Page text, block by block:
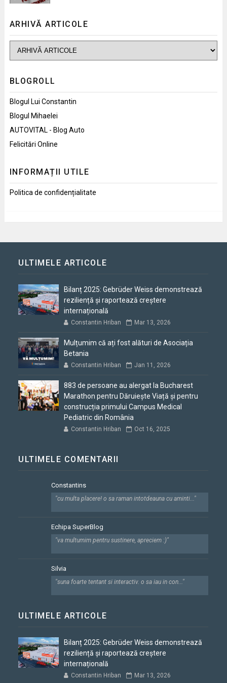
ARHIVĂ ARTICOLE
BLOGROLL
Blogul Lui Constantin
Blogul Mihaelei
AUTOVITAL - Blog Auto
Felicitări Online
INFORMAȚII UTILE
Politica de confidențialitate
ULTIMELE ARTICOLE
Bilanț 2025: Gebrüder Weiss demonstrează
reziliență și raportează creștere
internațională
Constantin Hriban Mar 13, 2026
Mulțumim că ați fost alături de Asociația
Betania
Constantin Hriban Jan 11, 2026
883 de persoane au alergat la Bucharest
Marathon pentru Dăruiește Viață și pentru
construcția primului Campus Medical
Pediatric din România
Constantin Hriban Oct 16, 2025
ULTIMELE COMENTARII
Constantins
"cu multa placere! o sa raman intotdeauna cu aminti..."
Echipa SuperBlog
"va multumim pentru sustinere, apreciem :)"
Silvia
"suna foarte tentant si interactiv. o sa iau in con..."
ULTIMELE ARTICOLE
Bilanț 2025: Gebrüder Weiss demonstrează
reziliență și raportează creștere
internațională
Constantin Hriban Mar 13, 2026